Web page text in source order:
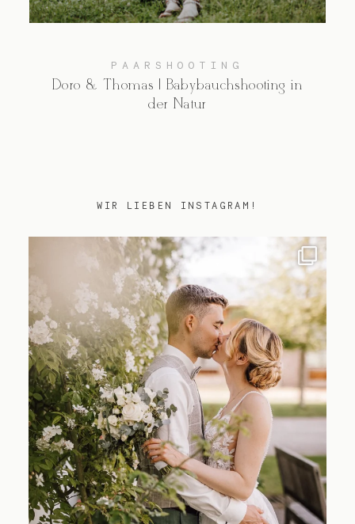
PAARSHOOTING
Doro & Thomas | Babybauchshooting in
der Natur
WIR LIEBEN INSTAGRAM!